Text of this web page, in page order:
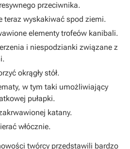
przeciwnika.
teraz wyskakiwać spod ziemi.
elementy trofeów kanibali.
i niespodzianki związane z
okrągły stół.
w tym taki umożliwiający
pułapki.
katany.
włócznie.
twórcy przedstawili bardzo